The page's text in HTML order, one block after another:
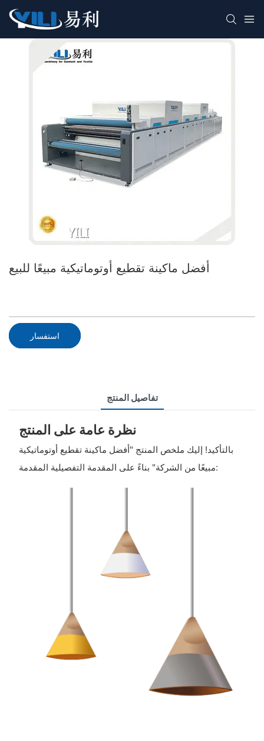
أفضل ماكينة تقطيع أوتوماتيكية مبيعًا للبيع
استفسار
تفاصيل المنتج
نظرة عامة على المنتج
بالتأكيد! إليك ملخص المنتج "أفضل ماكينة تقطيع أوتوماتيكية
مبيعًا من الشركة" بناءً على المقدمة التفصيلية المقدمة: